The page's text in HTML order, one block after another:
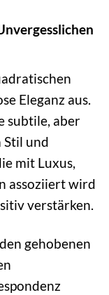
Eleganz aus.
subtile, aber
und
mit Luxus,
assoziiert wird
verstärken.
gehobenen